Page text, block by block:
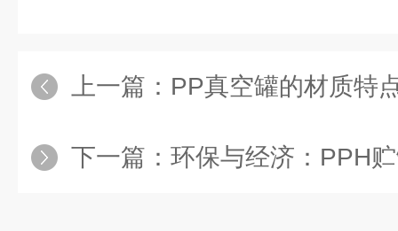
上一篇： PP真空罐的材质特
下一篇： 环保与经济：PPH